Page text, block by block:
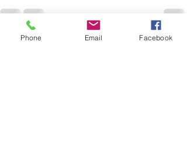
最新記事 すべて表示
Phone Email Facebook